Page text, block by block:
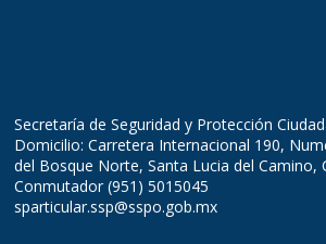
Secretaría de Seguridad y Protección
Domicilio: Carretera Internacional 190,
del Bosque Norte, Santa Lucia del Camino,
Conmutador (951) 5015045
sparticular.ssp@sspo.gob.mx